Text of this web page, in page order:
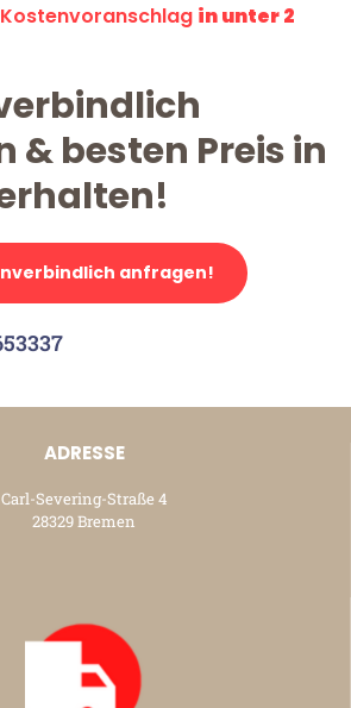
in unter 2
& besten Preis in
anfragen!
ADRESSE
Carl-Severing-Straße 4
28329 Bremen